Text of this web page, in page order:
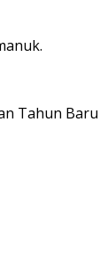
Tahun